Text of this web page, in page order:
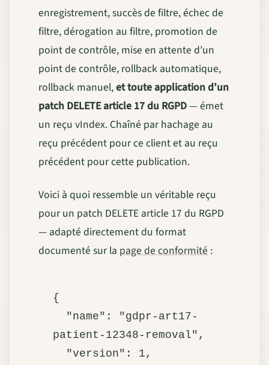
enregistrement, succès de filtre, échec de
filtre, dérogation au filtre, promotion de
point de contrôle, mise en attente d’un
point de contrôle, rollback automatique,
rollback manuel,et toute application d’un
patch DELETE article 17 du RGPD— émet
un reçu vIndex. Chaîné par hachage au
reçu précédent pour ce client et au reçu
précédent pour cette publication.
Voici à quoi ressemble un véritable reçu
pour un patch DELETE article 17 du RGPD
— adapté directement du format
documenté sur la page de conformité :
{
patient-12348-removal",